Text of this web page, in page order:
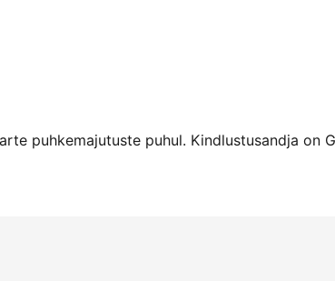
puhkemajutuste puhul. Kindlustusandja on